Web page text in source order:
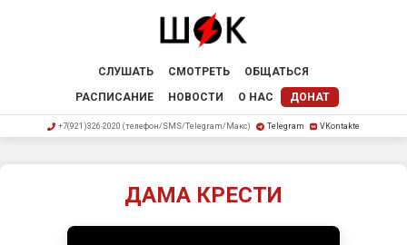
СЛУШАТЬ СМОТРЕТЬ
ОБЩАТЬСЯ
РАСПИСАНИЕ
НОВОСТИ О НАС ДОНАТ
+7(921)326-2020 (телефон/SMS/Telegram/Макс) Telegram VKontakte
ДАМА КРЕСТИ